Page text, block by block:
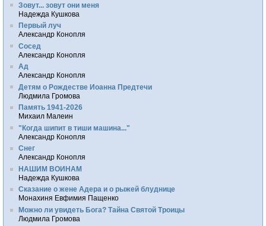
Зовут... зовут они меня
Надежда Кушкова
Первый луч
Александр Конопля
Сосед
Александр Конопля
Ад
Александр Конопля
Детям о Рождестве Иоанна Предтечи
Людмила Громова
Память 1941-2026
Михаил Малеин
"Когда шипит в тиши машина..."
Александр Конопля
Снег
Александр Конопля
НАШИМ ВОИНАМ
Надежда Кушкова
Сказание о жене Адера и о рыжей блуднице
Монахиня Евфимия Пащенко
Можно ли увидеть Бога? Тайна Святой Троицы
Людмила Громова